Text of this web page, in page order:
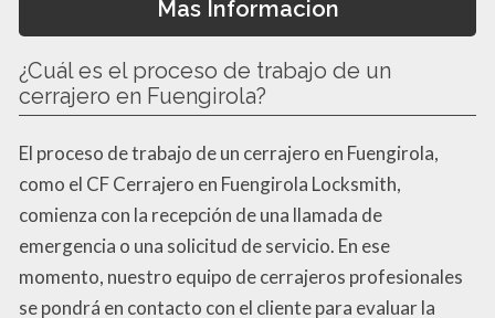
Mas Informacion
¿Cuál es el proceso de trabajo de un
cerrajero en Fuengirola?
El proceso de trabajo de un cerrajero en Fuengirola,
como el CF Cerrajero en Fuengirola Locksmith,
comienza con la recepción de una llamada de
emergencia o una solicitud de servicio. En ese
momento, nuestro equipo de cerrajeros profesionales
se pondrá en contacto con el cliente para evaluar la